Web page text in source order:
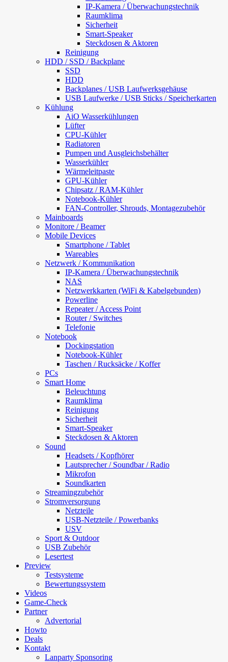
IP-Kamera / Überwachungstechnik
Raumklima
Sicherheit
Smart-Speaker
Steckdosen & Aktoren
Reinigung
HDD / SSD / Backplane
SSD
HDD
Backplanes / USB Laufwerksgehäuse
USB Laufwerke / USB Sticks / Speicherkarten
Kühlung
AiO Wasserkühlungen
Lüfter
CPU-Kühler
Radiatoren
Pumpen und Ausgleichsbehälter
Wasserkühler
Wärmeleitpaste
GPU-Kühler
Chipsatz / RAM-Kühler
Notebook-Kühler
FAN-Controller, Shrouds, Montagezubehör
Mainboards
Monitore / Beamer
Mobile Devices
Smartphone / Tablet
Wareables
Netzwerk / Kommunikation
IP-Kamera / Überwachungstechnik
NAS
Netzwerkkarten (WiFi & Kabelgebunden)
Powerline
Repeater / Access Point
Router / Switches
Telefonie
Notebook
Dockingstation
Notebook-Kühler
Taschen / Rucksäcke / Koffer
PCs
Smart Home
Beleuchtung
Raumklima
Reinigung
Sicherheit
Smart-Speaker
Steckdosen & Aktoren
Sound
Headsets / Kopfhörer
Lautsprecher / Soundbar / Radio
Mikrofon
Soundkarten
Streamingzubehör
Stromversorgung
Netzteile
USB-Netzteile / Powerbanks
USV
Sport & Outdoor
USB Zubehör
Lesertest
Preview
Testsysteme
Bewertungssystem
Videos
Game-Check
Partner
Advertorial
Howto
Deals
Kontakt
Lanparty Sponsoring